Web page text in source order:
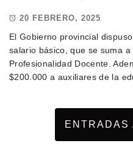
20 FEBRERO, 2025
El Gobierno provincial
salario básico, que se suma
Profesionalidad Docente.
$200.000 a auxiliares de la
ENTRADAS